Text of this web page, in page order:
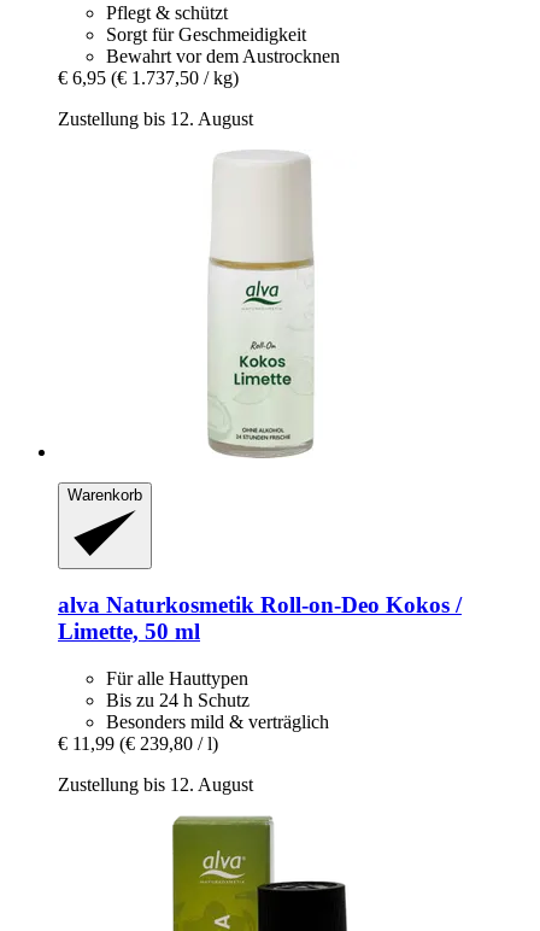
Pflegt & schützt
Sorgt für Geschmeidigkeit
Bewahrt vor dem Austrocknen
€ 6,95 (€ 1.737,50 / kg)
Zustellung bis 12. August
Warenkorb
alva Naturkosmetik Roll-​on-​Deo Kokos /
Limette, 50 ml
Für alle Hauttypen
Bis zu 24 h Schutz
Besonders mild & verträglich
€ 11,99 (€ 239,80 / l)
Zustellung bis 12. August